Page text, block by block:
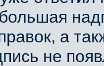
а
не